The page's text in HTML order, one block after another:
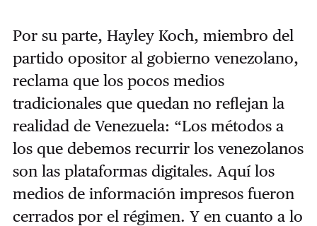
Por su parte, Hayley Koch, miembro del
partido opositor al gobierno venezolano,
reclama que los pocos medios
tradicionales que quedan no reflejan la
realidad de Venezuela: “Los métodos a
los que debemos recurrir los venezolanos
son las plataformas digitales. Aquí los
medios de información impresos fueron
cerrados por el régimen. Y en cuanto a lo